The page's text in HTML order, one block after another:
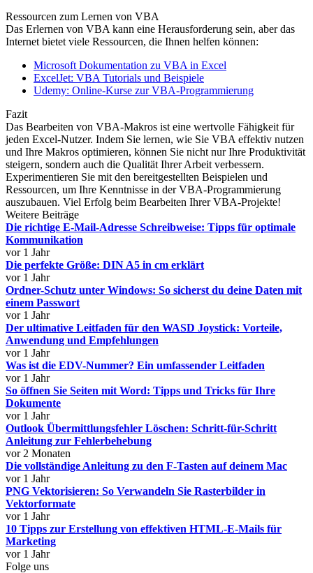
Ressourcen zum Lernen von VBA
Das Erlernen von VBA kann eine Herausforderung sein, aber das
Internet bietet viele Ressourcen, die Ihnen helfen können:
Microsoft Dokumentation zu VBA in Excel
ExcelJet: VBA Tutorials und Beispiele
Udemy: Online-Kurse zur VBA-Programmierung
Fazit
Das Bearbeiten von VBA-Makros ist eine wertvolle Fähigkeit für
jeden Excel-Nutzer. Indem Sie lernen, wie Sie VBA effektiv nutzen
und Ihre Makros optimieren, können Sie nicht nur Ihre Produktivität
steigern, sondern auch die Qualität Ihrer Arbeit verbessern.
Experimentieren Sie mit den bereitgestellten Beispielen und
Ressourcen, um Ihre Kenntnisse in der VBA-Programmierung
auszubauen. Viel Erfolg beim Bearbeiten Ihrer VBA-Projekte!
Weitere Beiträge
Die richtige E-Mail-Adresse Schreibweise: Tipps für optimale
Kommunikation
vor 1 Jahr
Die perfekte Größe: DIN A5 in cm erklärt
vor 1 Jahr
Ordner-Schutz unter Windows: So sicherst du deine Daten mit
einem Passwort
vor 1 Jahr
Der ultimative Leitfaden für den WASD Joystick: Vorteile,
Anwendung und Empfehlungen
vor 1 Jahr
Was ist die EDV-Nummer? Ein umfassender Leitfaden
vor 1 Jahr
So öffnen Sie Seiten mit Word: Tipps und Tricks für Ihre
Dokumente
vor 1 Jahr
Outlook Übermittlungsfehler Löschen: Schritt-für-Schritt
Anleitung zur Fehlerbehebung
vor 2 Monaten
Die vollständige Anleitung zu den F-Tasten auf deinem Mac
vor 1 Jahr
PNG Vektorisieren: So Verwandeln Sie Rasterbilder in
Vektorformate
vor 1 Jahr
10 Tipps zur Erstellung von effektiven HTML-E-Mails für
Marketing
vor 1 Jahr
Folge uns